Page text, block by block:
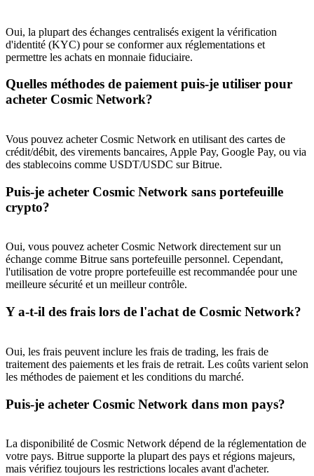
Register & Trade to Win 500,000 USDT
Precious Metals Trading Carnival
USDT Flexible Staking | Daily Rewards
BTC New User Exclusive: 6.5% APR
BTC Flexible Staking | Daily Rewards
Gagnez des prix et des récompenses exclusives
Oui, la plupart des échanges centralisés exigent la vérification
d'identité (KYC) pour se conformer aux réglementations et
permettre les achats en monnaie fiduciaire.
Quelles méthodes de paiement puis-je utiliser pour
acheter Cosmic Network?
Vous pouvez acheter Cosmic Network en utilisant des cartes de
crédit/débit, des virements bancaires, Apple Pay, Google Pay, ou via
des stablecoins comme USDT/USDC sur Bitrue.
Puis-je acheter Cosmic Network sans portefeuille
crypto?
Oui, vous pouvez acheter Cosmic Network directement sur un
échange comme Bitrue sans portefeuille personnel. Cependant,
l'utilisation de votre propre portefeuille est recommandée pour une
meilleure sécurité et un meilleur contrôle.
Y a-t-il des frais lors de l'achat de Cosmic Network?
Oui, les frais peuvent inclure les frais de trading, les frais de
traitement des paiements et les frais de retrait. Les coûts varient selon
les méthodes de paiement et les conditions du marché.
Puis-je acheter Cosmic Network dans mon pays?
La disponibilité de Cosmic Network dépend de la réglementation de
votre pays. Bitrue supporte la plupart des pays et régions majeurs,
mais vérifiez toujours les restrictions locales avant d'acheter.